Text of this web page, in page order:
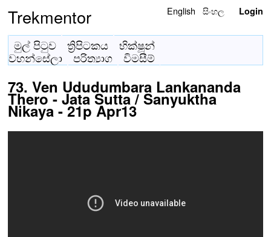
Trekmentor English සිංහල Login
මුල් පිටුව ත්‍රිපිටකය
භික්ෂූන්
වහන්සේලා
පරිත්‍යාග විමසීම්
73. Ven Ududumbara Lankananda
Thero - Jata Sutta / Sanyuktha
Nikaya - 21p Apr13